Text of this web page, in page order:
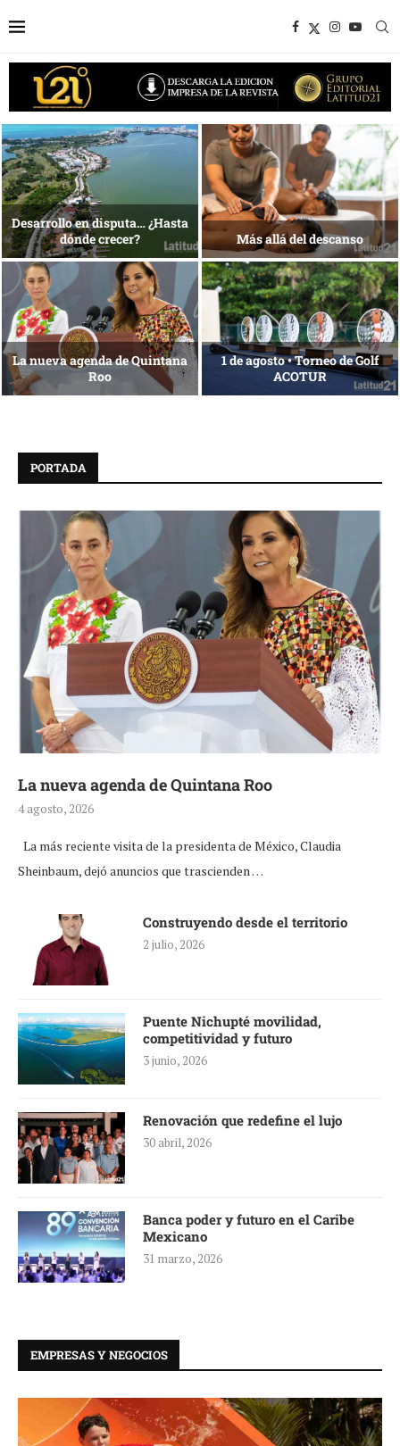
1 al 28 de agosto •
Fundación Isleña
Energía que Impulsa la
competitividad
Reconocimiento de viajeros La esencia del servicio
PORTADA
La nueva agenda de Quintana Roo
4 agosto, 2026
La más reciente visita de la presidenta de México, Claudia
Sheinbaum, dejó anuncios que trascienden …
Construyendo desde el territorio
2 julio, 2026
Puente Nichupté movilidad,
competitividad y futuro
3 junio, 2026
Renovación que redefine el lujo
30 abril, 2026
Banca poder y futuro en el Caribe
Mexicano
31 marzo, 2026
EMPRESAS Y NEGOCIOS